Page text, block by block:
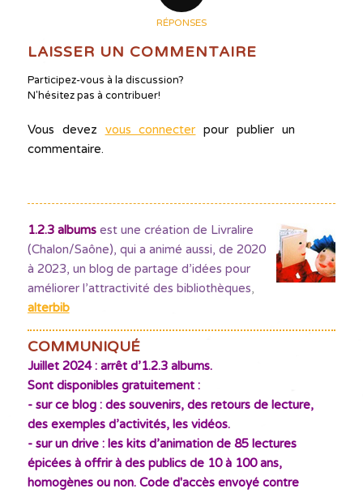
RÉPONSES
LAISSER UN COMMENTAIRE
Participez-vous à la discussion?
N'hésitez pas à contribuer!
Vous devez vous connecter pour publier un
commentaire.
1.2.3 albumsest une création de Livralire
(Chalon/Saône), qui a animé aussi, de 2020
à 2023, un blog de partage d’idées pour
améliorer l’attractivité des bibliothèques,
alterbib
COMMUNIQUÉ
Juillet 2024 : arrêt d’1.2.3 albums.
Sont disponibles gratuitement :
- sur ce blog : des souvenirs, des retours de lecture,
des exemples d’activités, les vidéos.
- sur un drive : les kits d’animation de 85 lectures
épicées à offrir à des publics de 10 à 100 ans,
homogènes ou non. Code d'accès envoyé contre